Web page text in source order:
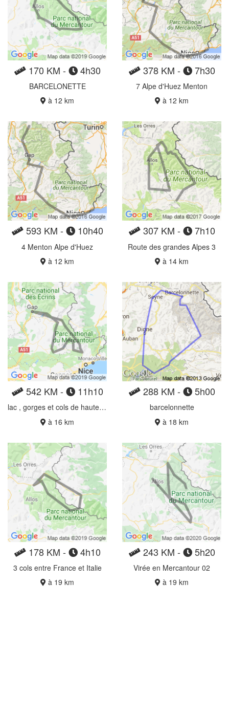
170 KM - 4h30
BARCELONETTE
à 12 km
378 KM - 7h30
7 Alpe d'Huez Menton
à 12 km
593 KM - 10h40
4 Menton Alpe d'Huez
à 12 km
307 KM - 7h10
Route des grandes Alpes 3
à 14 km
542 KM - 11h10
lac , gorges et cols de hautes provence
à 16 km
288 KM - 5h00
barcelonnette
à 18 km
178 KM - 4h10
3 cols entre France et Italie
à 19 km
243 KM - 5h20
Virée en Mercantour 02
à 19 km